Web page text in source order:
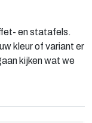
en statafels.
kleur of variant er
kijken wat we